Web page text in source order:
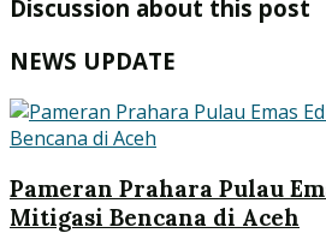
Discussion about this post
NEWS UPDATE
Pameran Prahara Pulau
Mitigasi Bencana di Aceh